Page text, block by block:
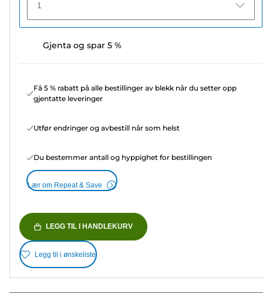
1
Gjenta og spar 5 %
Få 5 % rabatt på alle bestillinger av blekk når du setter opp
gjentatte leveringer
Utfør endringer og avbestill når som helst
Du bestemmer antall og hyppighet for bestillingen
Lær om Repeat & Save
LEGG TIL I HANDLEKURV
Legg til i ønskeliste